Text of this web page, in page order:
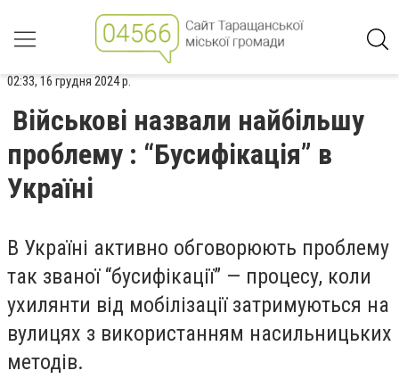
02:33, 16 грудня 2024 р.
Військові назвали найбільшу
проблему : “Бусифікація” в
Україні
В Україні активно обговорюють проблему
так званої “бусифікації” — процесу, коли
ухилянти від мобілізації затримуються на
вулицях з використанням насильницьких
методів.